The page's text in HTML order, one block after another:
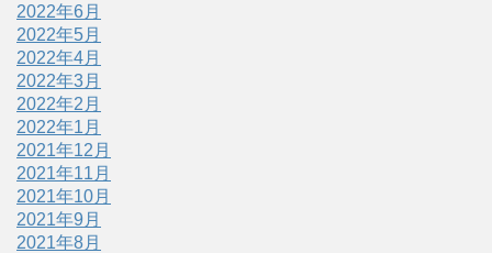
2022年6月
2022年5月
2022年4月
2022年3月
2022年2月
2022年1月
2021年12月
2021年11月
2021年10月
2021年9月
2021年8月